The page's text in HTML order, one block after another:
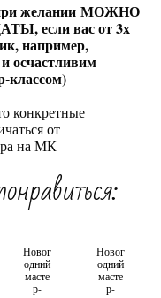
при желании МОЖНО
если вас от 3х
например,
осчастливим
классом)
конкретные
от
на МК
Новог
одний
масте
р-
Новог
одний
масте
р-